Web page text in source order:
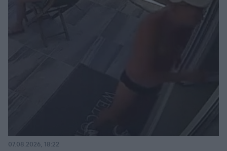
07.08.2026, 18:22